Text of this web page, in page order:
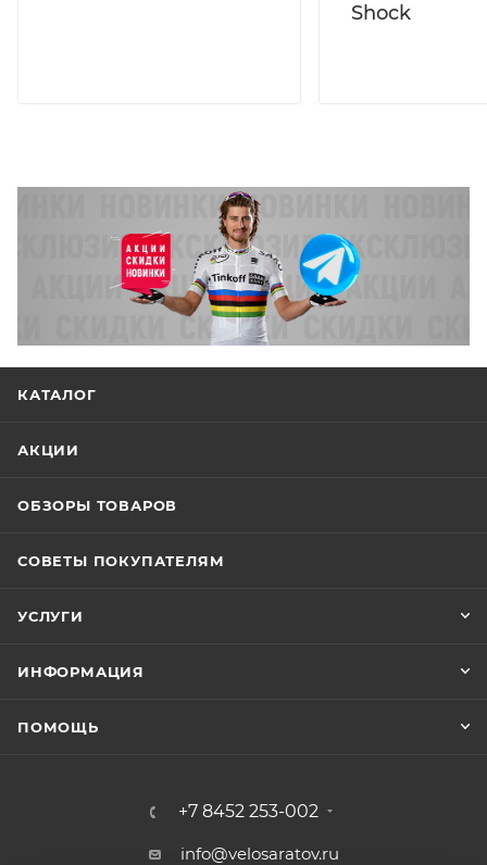
Shock
КАТАЛОГ
АКЦИИ
ОБЗОРЫ ТОВАРОВ
СОВЕТЫ ПОКУПАТЕЛЯМ
УСЛУГИ
ИНФОРМАЦИЯ
ПОМОЩЬ
+7 8452 253-002
info@velosaratov.ru